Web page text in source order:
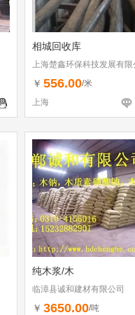
相城回收库
上海楚鑫环保科技发展有限
￥ 556.00/米
上海
纯木浆/木
临漳县诚和建材有限公司
￥ 3650.00/吨